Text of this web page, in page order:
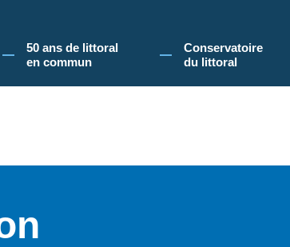
navigation sur le site du Conservatoire du littoral, vous
50 ans de littoral
en commun​
Conservatoire
du littoral